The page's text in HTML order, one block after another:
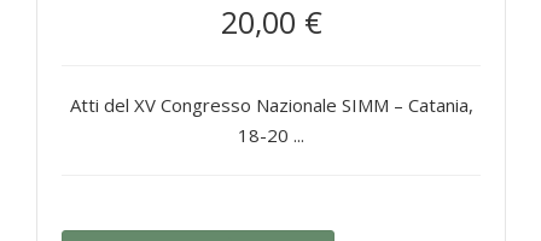
20,00 €
Atti del XV Congresso Nazionale SIMM – Catania,
18-20 ...